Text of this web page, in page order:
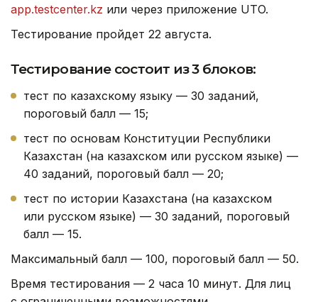
app.testcenter.kz или через приложение UTO.
Тестирование пройдет 22 августа.
Тестирование состоит из 3 блоков:
тест по казахскому языку — 30 заданий,
пороговый балл — 15;
тест по основам Конституции Республики
Казахстан (на казахском или русском языке) —
40 заданий, пороговый балл — 20;
тест по истории Казахстана (на казахском
или русском языке) — 30 заданий, пороговый
балл — 15.
Максимальный балл — 100, пороговый балл — 50.
Время тестирования — 2 часа 10 минут. Для лиц